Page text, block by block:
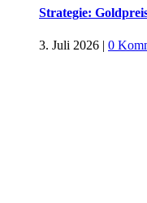
Strategie:
3. Juli 2026 | 0